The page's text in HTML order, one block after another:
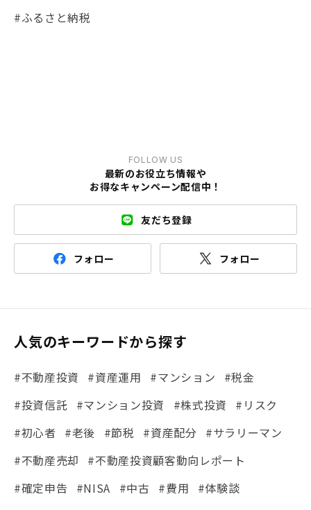
#ふるさと納税
FOLLOW US
最新のお役立ち情報や
お得なキャンペーン配信中！
友だち登録
フォロー フォロー
人気のキーワードから探す
#不動産投資 #資産運用 #マンション
#税金
#投資信託
#マンション投資 #株式投資
#リスク
#初心者
#老後 #節税 #資産配分 #サラリーマン
#不動産売却
#不動産投資顧客動向レポート
#確定申告
#NISA #中古 #費用
#体験談